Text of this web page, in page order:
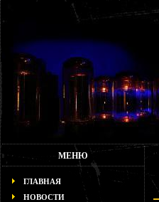
МЕНЮ
ГЛАВНАЯ
НОВОСТИ